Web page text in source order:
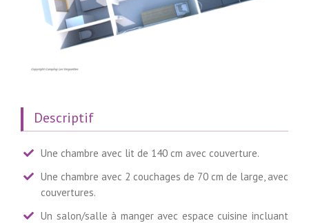
Descriptif
Une chambre avec lit de 140 cm avec couverture.
Une chambre avec 2 couchages de 70 cm de large, avec
couvertures.
Un salon/salle à manger avec espace cuisine incluant